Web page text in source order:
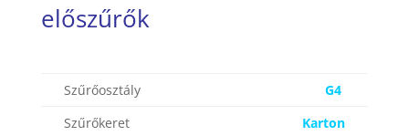
előszűrők
Szűrőosztály
G4
Szűrőkeret
Karton